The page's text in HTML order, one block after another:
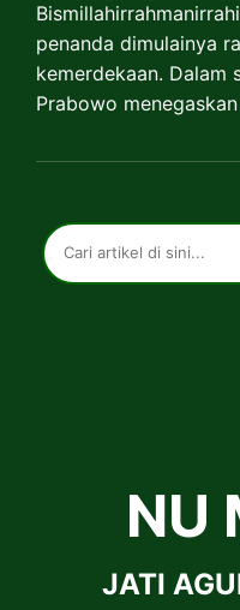
penanda dimulainya
kemerdekaan. Dalam
Prabowo
NU
JATI